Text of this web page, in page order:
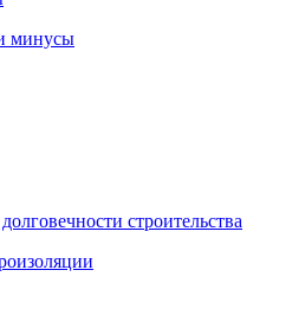
минусы
строительства